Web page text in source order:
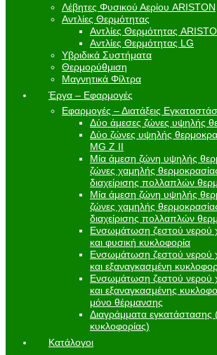
Λέβητες Φυσικού Αερίου ARISTON
Αντλίες Θερμότητας
Αντλίες Θερμότητας
Αντλίες Θερμότητας LG
Υβριδικά Συστήματα
Θερμορύθμιση
Μαγνητικά Φίλτρα
Έργα – Εφαρμογές
Εφαρμογές – Διατάξεις
Δύο άμεσες ζώνες υψηλής
Δύο ζώνες υψηλής
MG Z II
Μία άμεση ζώνη υψηλής
ζώνες χαμηλής
διαχείρισης πολλαπλών
Μία άμεση ζώνη υψηλής
ζώνες χαμηλής
διαχείρισης πολλαπλών
Ενσωμάτωση ζεστού νερού
και φυσική κυκλοφορία
Ενσωμάτωση ζεστού νερού
και εξαναγκασμένη
Ενσωμάτωση ζεστού νερού
και εξαναγκασμένης
μόνο θέρμανσης
Διαγράμματα εγκατάστασης
κυκλοφορίας)
Κατάλογοι